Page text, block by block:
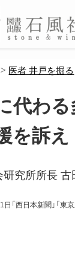
> 医者 井戸を掘る
代わ
を訴え
研究所所長 古
「西日本新聞」「東